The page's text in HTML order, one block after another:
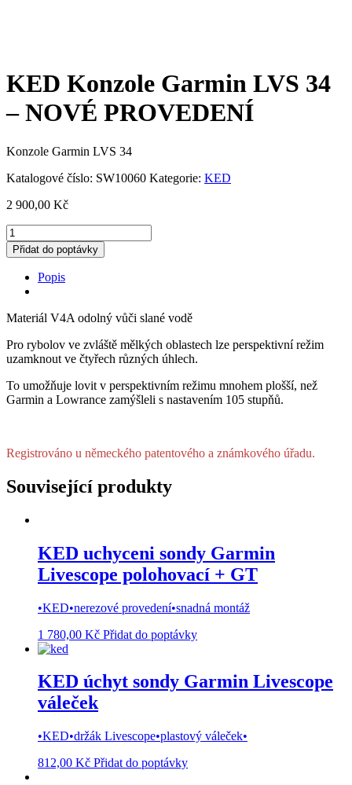
KED Konzole Garmin LVS 34
– NOVÉ PROVEDENÍ
Konzole Garmin LVS 34
Katalogové číslo: SW10060 Kategorie: KED
2 900,00 Kč
KED
Konzole
Garmin
LVS
NOVÉ
množství
Přidat do poptávky
Popis
Materiál V4A odolný vůči slané vodě
Pro rybolov ve zvláště mělkých oblastech lze perspektivní režim
uzamknout ve čtyřech různých úhlech.
To umožňuje lovit v perspektivním režimu mnohem plošší, než
Garmin a Lowrance zamýšleli s nastavením 105 stupňů.
Registrováno u německého patentového a známkového úřadu.
Související produkty
KED uchyceni sondy Garmin
Livescope polohovací + GT
•KED•nerezové provedení•snadná montáž
1 780,00 Kč Přidat do poptávky
KED úchyt sondy Garmin Livescope
váleček
•KED•držák Livescope•plastový váleček•
812,00 Kč Přidat do poptávky